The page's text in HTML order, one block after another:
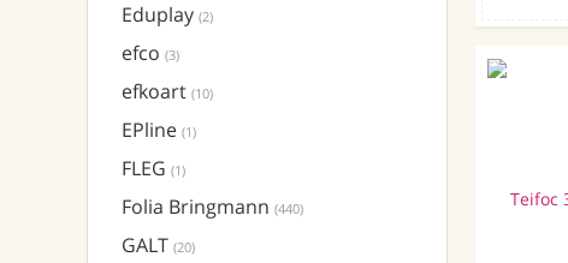
Eduplay (2)
efco (3)
efkoart (10)
EPline (1)
FLEG (1)
Folia Bringmann (440)
GALT (20)